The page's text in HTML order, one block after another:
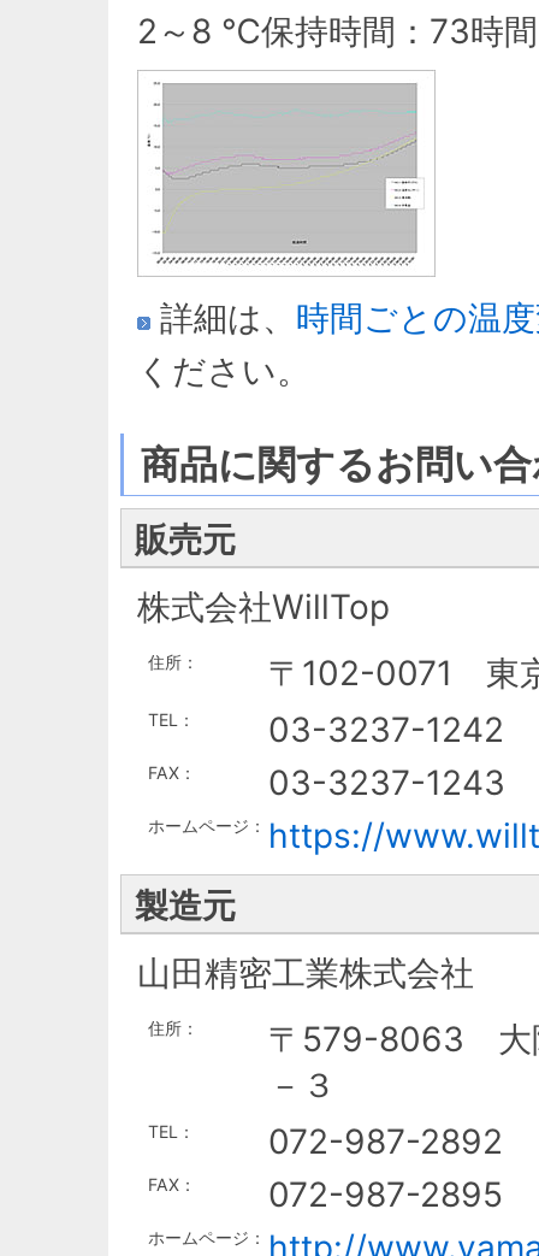
2～8 ℃保持時間：73時
詳細は、 時間ごとの温
ください。
商品に関するお問い
販売元
株式会社WillTop
住所： 〒102-0071 東
TEL： 03-3237-1242
FAX： 03-3237-1243
ホームページ： https://
製造元
山田精密工業株式会社
住所：
〒579-8063 大
－３
TEL： 072-987-2892
FAX： 072-987-2895
ホームページ： http://